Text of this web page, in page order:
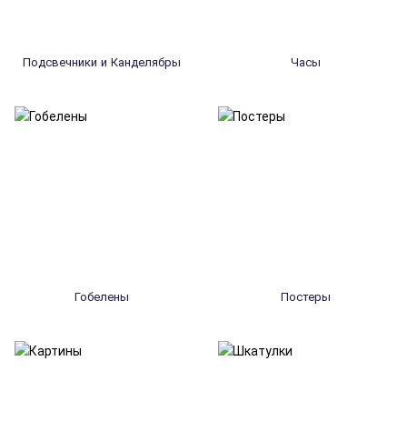
Подсвечники и Канделябры Часы
Гобелены Постеры